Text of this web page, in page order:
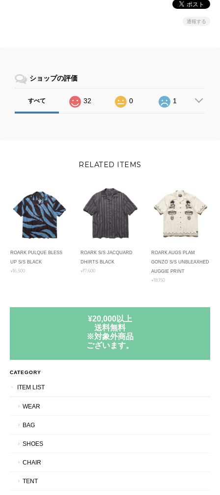
通報する
ショップの評価
すべて 32 0 1
RELATED ITEMS
ROARK PULQUE BLESS
UP S/S BLACK
¥16,500
ROARK S/S JACQUARD
DHIRTS BLACK
¥17,600
ROARK AUGS PLAM
GONZO S/S UNBLEAXHED
AUGGIE PRINT
¥18,150
¥20,000以上
送料無料
※対象外商品
ございます。
CATEGORY
ITEM LIST
WEAR
BAG
SHOES
CHAIR
TENT